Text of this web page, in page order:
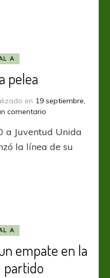
A
pelea
en 19 septiembre,
comentarioen
y
da
a Juventud Unida
la línea de su
A
empate en la
partido